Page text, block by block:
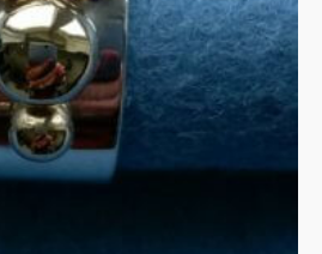
720.00
WINKELMAND